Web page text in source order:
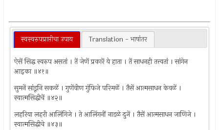
स्वस्वरुपप्राप्तीचा उपाय Translation - भाषांतर
ऐसें सिद्ध स्वरुप असतां । तें जेणें प्रकारें ये हाता । तें साधनही तत्त्वतां । सांगेन
आइका ॥४१॥
सुमनें सांडूनि सकळें । गुणेंवीण गुंफिजे परिमळें । तैसें आत्मसाधन केवळें ।
स्वात्मसिद्धीचें ॥४२॥
लहरिया लहरी आलिंगिजे । ते आलिंगनीं नाडळे दुजें । तैसें आत्मसाधन जाणिजे ।
स्वात्मसिद्धीचे ॥४३॥